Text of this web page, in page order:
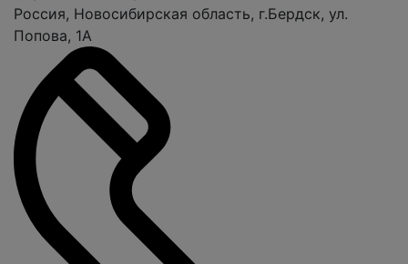
Россия, Новосибирская область, г.Бердск, ул.
Попова, 1А